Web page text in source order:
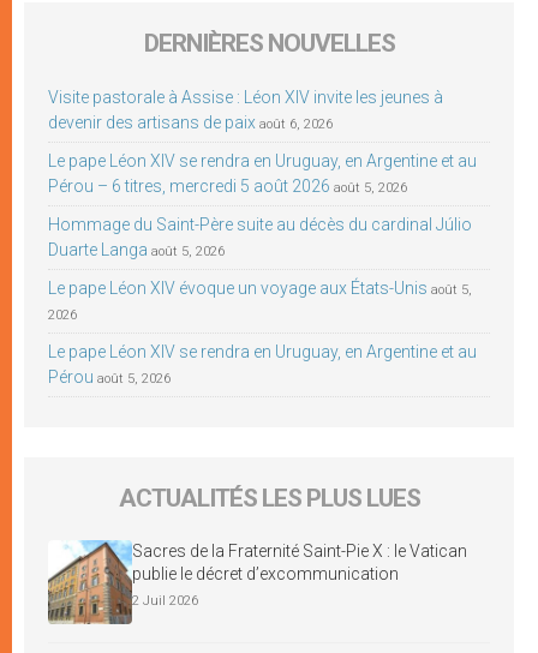
DERNIÈRES NOUVELLES
Visite pastorale à Assise : Léon XIV invite les jeunes à
devenir des artisans de paix août 6, 2026
Le pape Léon XIV se rendra en Uruguay, en Argentine et au
Pérou – 6 titres, mercredi 5 août 2026 août 5, 2026
Hommage du Saint-Père suite au décès du cardinal Júlio
Duarte Langa août 5, 2026
Le pape Léon XIV évoque un voyage aux États-Unis août 5,
2026
Le pape Léon XIV se rendra en Uruguay, en Argentine et au
Pérou août 5, 2026
ACTUALITÉS LES PLUS LUES
Sacres de la Fraternité Saint-Pie X : le Vatican
publie le décret d’excommunication
2 Juil 2026